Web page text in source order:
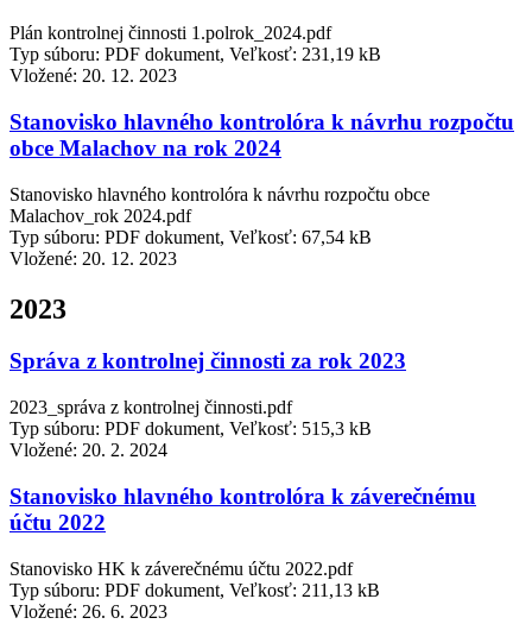
Plán kontrolnej činnosti 1.polrok_2024.pdf
Typ súboru: PDF dokument, Veľkosť: 231,19 kB
Vložené: 20. 12. 2023
Stanovisko hlavného kontrolóra k návrhu rozpočtu
obce Malachov na rok 2024
Stanovisko hlavného kontrolóra k návrhu rozpočtu obce
Malachov_rok 2024.pdf
Typ súboru: PDF dokument, Veľkosť: 67,54 kB
Vložené: 20. 12. 2023
2023
Správa z kontrolnej činnosti za rok 2023
2023_správa z kontrolnej činnosti.pdf
Typ súboru: PDF dokument, Veľkosť: 515,3 kB
Vložené: 20. 2. 2024
Stanovisko hlavného kontrolóra k záverečnému
účtu 2022
Stanovisko HK k záverečnému účtu 2022.pdf
Typ súboru: PDF dokument, Veľkosť: 211,13 kB
Vložené: 26. 6. 2023